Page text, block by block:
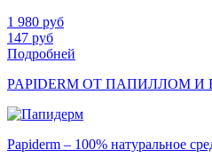
1 980 руб
147 руб
Подробней
PAPIDERM ОТ ПАПИЛЛОМ
Papiderm – 100% натуральное